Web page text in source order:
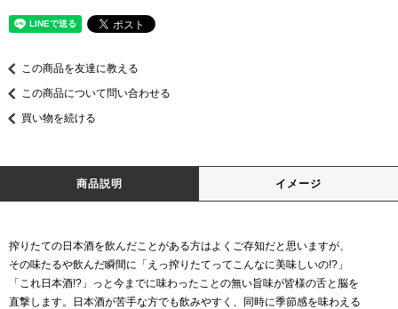
この商品を友達に教える
この商品について問い合わせる
買い物を続ける
商品説明 イメージ
搾りたての日本酒を飲んだことがある方はよくご存知だと思いますが、
その味たるや飲んだ瞬間に「えっ搾りたてってこんなに美味しいの!?」
「これ日本酒!?」っと今までに味わったことの無い旨味が皆様の舌と脳を
直撃します。日本酒が苦手な方でも飲みやすく、同時に季節感を味わえる